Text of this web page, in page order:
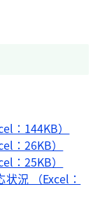
：144KB）
：26KB）
：25KB）
況 （Excel：